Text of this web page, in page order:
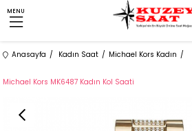
MENU
Anasayfa Kadın Saat Michael Kors Kadın
Michael Kors MK6487 Kadın Kol Saati